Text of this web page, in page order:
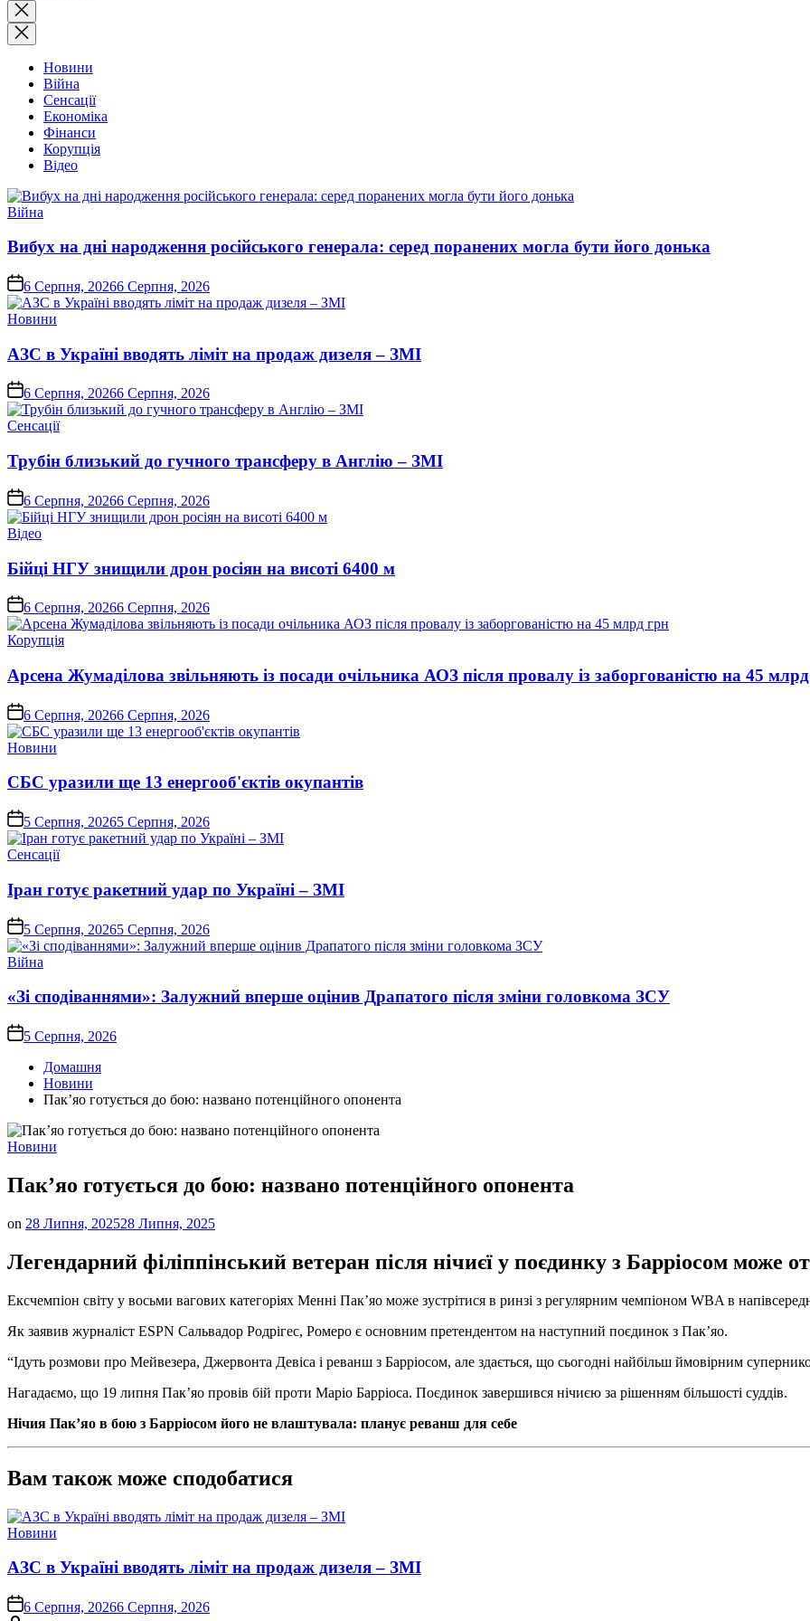
Закрити
пошук
Новини
Війна
Сенсації
Економіка
Фінанси
Корупція
Відео
Опублікувати
Війна
Вибух на дні народження російського генерала: серед поранених могла бути його донька
on6 Серпня, 20266 Серпня, 2026
Опублікувати
Новини
АЗС в Україні вводять ліміт на продаж дизеля – ЗМІ
on6 Серпня, 20266 Серпня, 2026
Опублікувати
Сенсації
Трубін близький до гучного трансферу в Англію – ЗМІ
on6 Серпня, 20266 Серпня, 2026
Опублікувати
Відео
Бійці НГУ знищили дрон росіян на висоті 6400 м
on6 Серпня, 20266 Серпня, 2026
Опублікувати
Корупція
Арсена Жумаділова звільняють із посади очільника АОЗ після провалу із заборгованістю на 45
on6 Серпня, 20266 Серпня, 2026
Опублікувати
Новини
СБС уразили ще 13 енергооб'єктів окупантів
on 5 Серпня, 20265 Серпня, 2026
Опублікувати
Сенсації
Іран готує ракетний удар по Україні – ЗМІ
on 5 Серпня, 20265 Серпня, 2026
Опублікувати
Війна
«Зі сподіваннями»: Залужний вперше оцінив Драпатого після зміни головкома ЗСУ
on 5 Серпня, 2026
Домашня
Новини
Пак’яо готується до бою: названо потенційного опонента
Опублікувати
Новини
Пак’яо готується до бою: названо потенційного опонента
on 28 Липня, 202528 Липня, 2025
Легендарний філіппінський ветеран після нічиєї у поєдинку з Барріосом може
Ексчемпіон світу у восьми вагових категоріях Менні Пак’яо може зустрітися в ринзі з регулярним чемпіоном WBA в
Як заявив журналіст ESPN Сальвадор Родрігес, Ромеро є основним претендентом на наступний поєдинок з Пак’яо.
“Ідуть розмови про Мейвезера, Джервонта Девіса і реванш з Барріосом, але здається, що сьогодні найбільш ймовірним
Нагадаємо, що 19 липня Пак’яо провів бій проти Маріо Барріоса. Поєдинок завершився нічиєю за рішенням більшості суддів.
Нічия Пак’яо в бою з Барріосом його не влаштувала: планує реванш для себе
Вам також може сподобатися
Опублікувати
Новини
АЗС в Україні вводять ліміт на продаж дизеля – ЗМІ
on6 Серпня, 20266 Серпня, 2026